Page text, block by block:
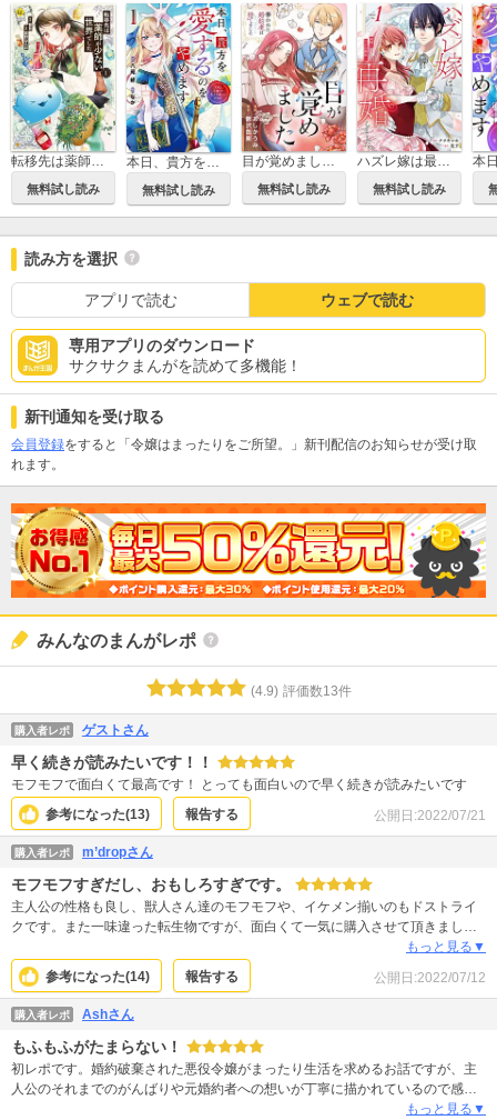
転移先は薬師が少ない世界でした
無料試し読み 無料試し読み
目が覚めました 奪われた婚約者はきっぱりと捨てました（分冊版）
無料試し読み
ハズレ嫁は最強の天才公爵様と再婚しました。
無料試し読み
読み方を選択
アプリで読む ウェブで読む
専用アプリのダウンロード
サクサクまんがを読めて多機能！
新刊通知を受け取る
会員登録をすると「令嬢はまったりをご所望。」新刊配信のお知らせが受け取
れます。
みんなのまんがレポ
(4.9) 評価数13件
購入者レポ ゲストさん
早く続きが読みたいです！！
モフモフで面白くて最高です！ とっても面白いので早く続きが読みたいです
参考になった(13) 報告する 公開日:2022/07/21
購入者レポ m’dropさん
モフモフすぎだし、おもしろすぎです。
主人公の性格も良し、獣人さん達のモフモフや、イケメン揃いのもドストライ
クです。また一味違った転生物ですが、面白くて一気に購入させて頂きまし
もっと見る▼
参考になった(14) 報告する 公開日:2022/07/12
購入者レポ Ashさん
もふもふがたまらない！
初レポです。婚約破棄された悪役令嬢がまったり生活を求めるお話ですが、主
人公のそれまでのがんばりや元婚約者への想いが丁寧に描かれているので感情
移入しちゃいます。絵もキレイ。それに獣人たちのもふもふがたまりません！
もっと見る▼